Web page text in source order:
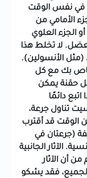
في نفس الوقت
الأمامي من
الجزء العلوي
لا تخلط هذا
(مثل الأنسولين).
بك مع كل
حقنة يمكن
دائمًا
تناول جرعة،
الوقت قد أقترب
(جرعتان في
الآثار الجانبية
من أن الآثار
فقد يشكو